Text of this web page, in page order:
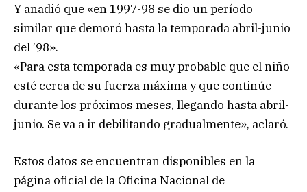
Y añadió que «en 1997-98 se dio un período
similar que demoró hasta la temporada abril-junio
del ’98».
«Para esta temporada es muy probable que el niño
esté cerca de su fuerza máxima y que continúe
durante los próximos meses, llegando hasta abril-
junio. Se va a ir debilitando gradualmente», aclaró.
Estos datos se encuentran disponibles en la
página oficial de la Oficina Nacional de